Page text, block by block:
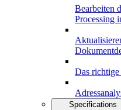
Bearbeiten
Processing
Das richtige
Specifications